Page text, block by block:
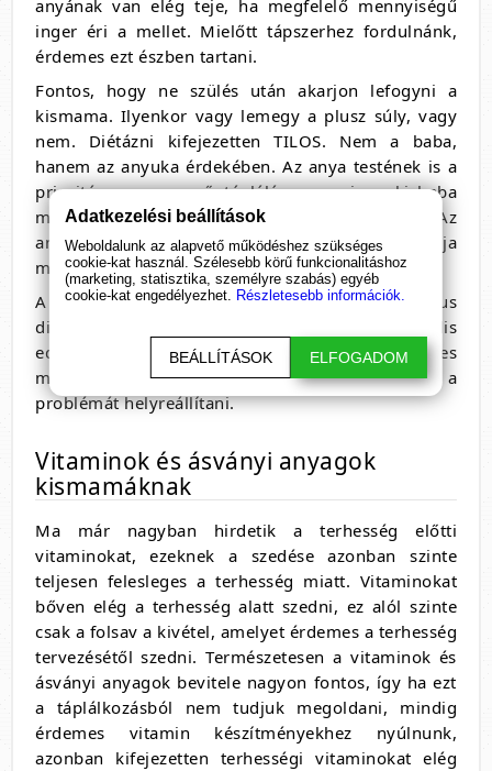
anyának van elég teje, ha megfelelő mennyiségű
inger éri a mellet. Mielőtt tápszerhez fordulnánk,
érdemes ezt észben tartani.
Fontos, hogy ne szülés után akarjon lefogyni a
kismama. Ilyenkor vagy lemegy a plusz súly, vagy
nem. Diétázni kifejezetten TILOS. Nem a baba,
hanem az anyuka érdekében. Az anya testének is a
prioritás a csecsemő táplálása, vagyis a kisbaba
mindent meg fog kapni, amire szüksége van. Az
anyuka egészsége fogja bánni, ha diétára fogja
magát.
A túlsúly leggyakoribb oka terhesség után a rectus
diastasis, vagyis a szétnyílt hasizom. Ez speciális
edzéssel orvosolható. Ilyen esetekben érdemes
megkeresni egy szakembert, aki segít ezt a
problémát helyreállítani.
Vitaminok és ásványi anyagok
kismamáknak
Ma már nagyban hirdetik a terhesség előtti
vitaminokat, ezeknek a szedése azonban szinte
teljesen felesleges a terhesség miatt. Vitaminokat
bőven elég a terhesség alatt szedni, ez alól szinte
csak a folsav a kivétel, amelyet érdemes a terhesség
tervezésétől szedni. Természetesen a vitaminok és
ásványi anyagok bevitele nagyon fontos, így ha ezt
a táplálkozásból nem tudjuk megoldani, mindig
érdemes vitamin készítményekhez nyúlnunk,
azonban kifejezetten terhességi vitaminokat elég
Adatkezelési beállítások
Weboldalunk az alapvető működéshez szükséges
cookie-kat használ. Szélesebb körű funkcionalitáshoz
(marketing, statisztika, személyre szabás) egyéb
cookie-kat engedélyezhet. Részletesebb információk.
BEÁLLÍTÁSOK ELFOGADOM